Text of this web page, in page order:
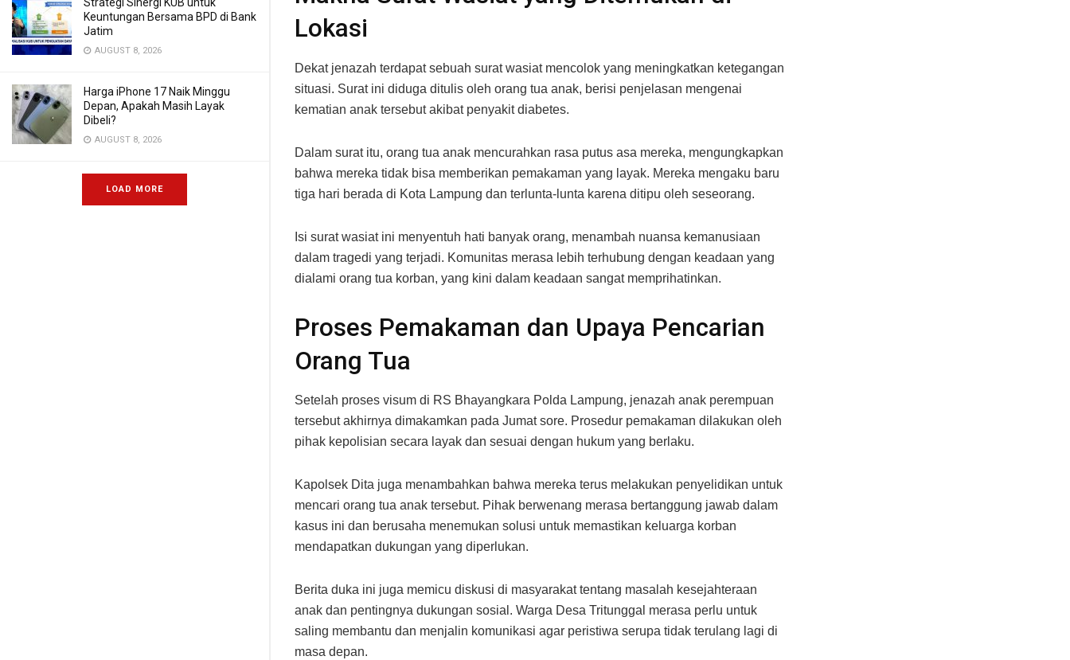
Keuntungan Bersama BPD di Bank
Jatim
AUGUST 8, 2026
Harga iPhone 17 Naik Minggu
Depan, Apakah Masih Layak
Dibeli?
AUGUST 8, 2026
LOAD MORE
Lokasi
Dekat jenazah terdapat sebuah surat wasiat mencolok yang meningkatkan ketegangan
situasi. Surat ini diduga ditulis oleh orang tua anak, berisi penjelasan mengenai
kematian anak tersebut akibat penyakit diabetes.
Dalam surat itu, orang tua anak mencurahkan rasa putus asa mereka, mengungkapkan
bahwa mereka tidak bisa memberikan pemakaman yang layak. Mereka mengaku baru
tiga hari berada di Kota Lampung dan terlunta-lunta karena ditipu oleh seseorang.
Isi surat wasiat ini menyentuh hati banyak orang, menambah nuansa kemanusiaan
dalam tragedi yang terjadi. Komunitas merasa lebih terhubung dengan keadaan yang
dialami orang tua korban, yang kini dalam keadaan sangat memprihatinkan.
Proses Pemakaman dan Upaya Pencarian
Orang Tua
Setelah proses visum di RS Bhayangkara Polda Lampung, jenazah anak perempuan
tersebut akhirnya dimakamkan pada Jumat sore. Prosedur pemakaman dilakukan oleh
pihak kepolisian secara layak dan sesuai dengan hukum yang berlaku.
Kapolsek Dita juga menambahkan bahwa mereka terus melakukan penyelidikan untuk
mencari orang tua anak tersebut. Pihak berwenang merasa bertanggung jawab dalam
kasus ini dan berusaha menemukan solusi untuk memastikan keluarga korban
mendapatkan dukungan yang diperlukan.
Berita duka ini juga memicu diskusi di masyarakat tentang masalah kesejahteraan
anak dan pentingnya dukungan sosial. Warga Desa Tritunggal merasa perlu untuk
saling membantu dan menjalin komunikasi agar peristiwa serupa tidak terulang lagi di
masa depan.